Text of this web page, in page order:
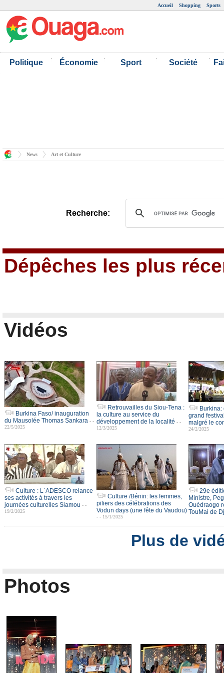
Accueil Shopping Sports
Politique Économie Sport Société
News Art et Culture
Recherche:
Dépêches les plus
Vidéos
Burkina Faso/ inauguration
du Mausolée Thomas Sankara - -
22/5/2025
Retrouvailles du Siou-Tena :
la culture au service du
développement de la localité - -
12/3/2025
Burkina:
grand
malgré le
24/2/2025
Culture : L`ADESCO relance
ses activités à travers les
journées culturelles Siamou - -
19/2/2025
Culture /Bénin: les femmes,
piliers des célébrations des
Vodun days (une fête du Vaudou)
- - 15/1/2025
29e
Ministre,
Ouédraogo
TouMai de
Plus de
Photos